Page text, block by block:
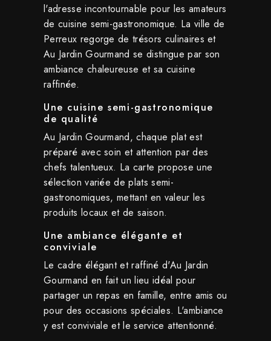
l'adresse incontournable pour les amateurs
de cuisine semi-gastronomique. La ville de
Perreux regorge de trésors culinaires et
Au Jardin Gourmand se distingue par son
ambiance chaleureuse et sa cuisine
raffinée.
Une cuisine semi-gastronomique
de qualité
Au Jardin Gourmand, chaque plat est
préparé avec soin et attention par des
chefs talentueux. La carte propose une
sélection variée de plats semi-
gastronomiques, mettant en valeur les
produits locaux et de saison.
Une ambiance élégante et
conviviale
Le cadre élégant et raffiné d'Au Jardin
Gourmand en fait un lieu idéal pour
partager un repas en famille, entre amis ou
pour des occasions spéciales. L'ambiance
y est conviviale et le service attentionné.